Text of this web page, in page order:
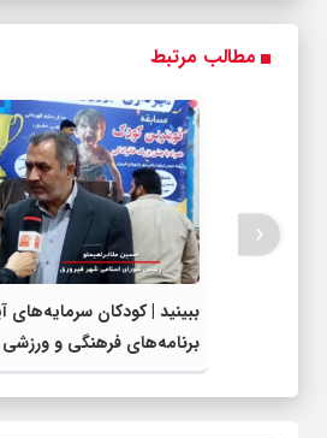
مطالب مرتبط
ببینید | کودکان سرمایه‌های
برنامه‌های فرهنگی و
زمینه‌ساز رشد و نشاط نسل
‹